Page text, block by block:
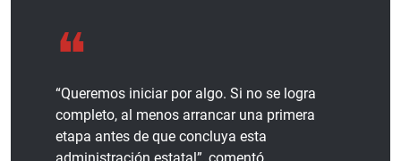
“Queremos iniciar por algo. Si no se logra
completo, al menos arrancar una primera
etapa antes de que concluya esta